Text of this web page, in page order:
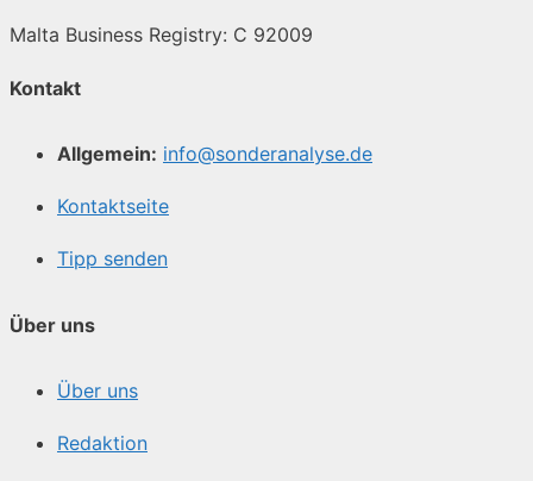
Malta Business Registry: C 92009
Kontakt
Allgemein: info@sonderanalyse.de
Kontaktseite
Tipp senden
Über uns
Über uns
Redaktion